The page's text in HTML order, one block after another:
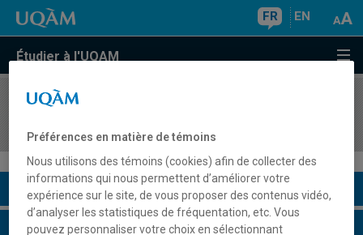
FR EN
Étudier à l'UQAM
COURS//
Description du cours
Horaire - Été 2026
Préférences en matière de témoins
Nous utilisons des témoins (cookies) afin de collecter des
informations qui nous permettent d’améliorer votre
expérience sur le site, de vous proposer des contenus vidéo,
d’analyser les statistiques de fréquentation, etc. Vous
pouvez personnaliser votre choix en sélectionnant